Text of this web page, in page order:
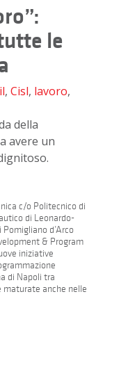
le
, Cisl, lavoro,
della
avere un
c/o Politecnico di
di Leonardo-
d’Arco
& Program
iniziative
di Napoli tra
maturate anche nelle